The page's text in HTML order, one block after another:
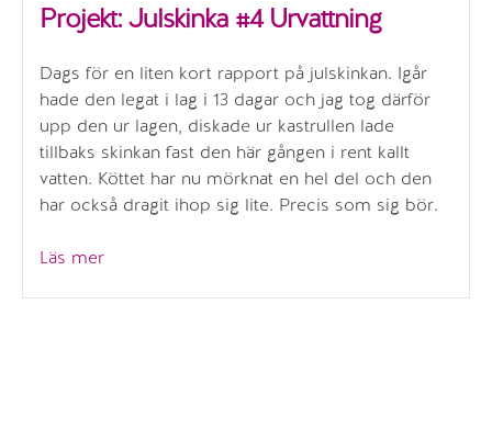
Projekt: Julskinka #4 Urvattning
Dags för en liten kort rapport på julskinkan. Igår
hade den legat i lag i 13 dagar och jag tog därför
upp den ur lagen, diskade ur kastrullen lade
tillbaks skinkan fast den här gången i rent kallt
vatten. Köttet har nu mörknat en hel del och den
har också dragit ihop sig lite. Precis som sig bör.
Läs mer”Projekt: